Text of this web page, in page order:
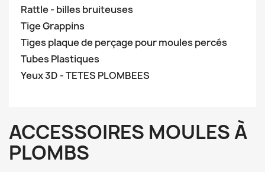
Rattle - billes bruiteuses
Tige Grappins
Tiges plaque de perçage pour moules percés
Tubes Plastiques
Yeux 3D - TETES PLOMBEES
ACCESSOIRES MOULES À
PLOMBS